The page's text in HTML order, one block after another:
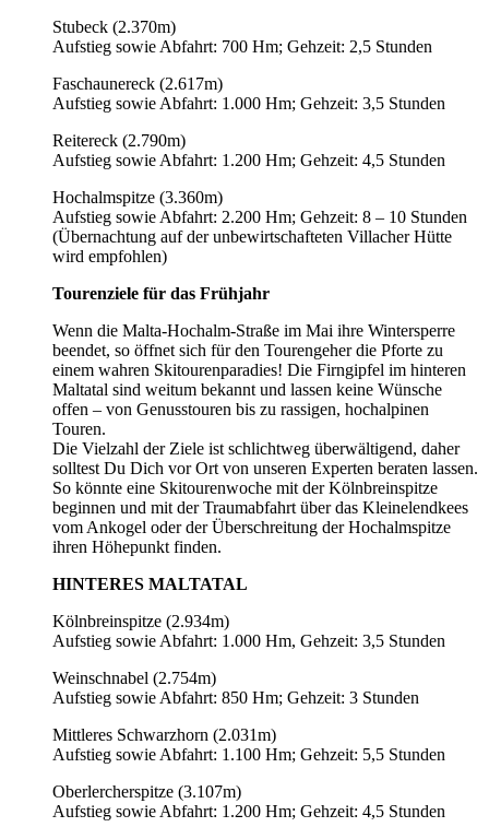
Stubeck (2.370m)
Aufstieg sowie Abfahrt: 700 Hm; Gehzeit: 2,5 Stunden
Faschaunereck (2.617m)
Aufstieg sowie Abfahrt: 1.000 Hm; Gehzeit: 3,5 Stunden
Reitereck (2.790m)
Aufstieg sowie Abfahrt: 1.200 Hm; Gehzeit: 4,5 Stunden
Hochalmspitze (3.360m)
Aufstieg sowie Abfahrt: 2.200 Hm; Gehzeit: 8 – 10 Stunden
(Übernachtung auf der unbewirtschafteten Villacher Hütte
wird empfohlen)
Tourenziele für das Frühjahr
Wenn die Malta-Hochalm-Straße im Mai ihre Wintersperre
beendet, so öffnet sich für den Tourengeher die Pforte zu
einem wahren Skitourenparadies! Die Firngipfel im hinteren
Maltatal sind weitum bekannt und lassen keine Wünsche
offen – von Genusstouren bis zu rassigen, hochalpinen
Touren.
Die Vielzahl der Ziele ist schlichtweg überwältigend, daher
solltest Du Dich vor Ort von unseren Experten beraten lassen.
So könnte eine Skitourenwoche mit der Kölnbreinspitze
beginnen und mit der Traumabfahrt über das Kleinelendkees
vom Ankogel oder der Überschreitung der Hochalmspitze
ihren Höhepunkt finden.
HINTERES MALTATAL
Kölnbreinspitze (2.934m)
Aufstieg sowie Abfahrt: 1.000 Hm, Gehzeit: 3,5 Stunden
Weinschnabel (2.754m)
Aufstieg sowie Abfahrt: 850 Hm; Gehzeit: 3 Stunden
Mittleres Schwarzhorn (2.031m)
Aufstieg sowie Abfahrt: 1.100 Hm; Gehzeit: 5,5 Stunden
Oberlercherspitze (3.107m)
Aufstieg sowie Abfahrt: 1.200 Hm; Gehzeit: 4,5 Stunden